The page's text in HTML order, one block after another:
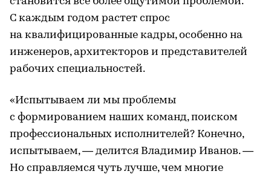
С каждым годом растет спрос
на квалифицированные кадры, особенно на
инженеров, архитекторов и представителей
рабочих специальностей.
«Испытываем ли мы проблемы
с формированием наших команд, поиском
профессиональных исполнителей? Конечно,
испытываем, — делится Владимир Иванов. —
Но справляемся чуть лучше, чем многие